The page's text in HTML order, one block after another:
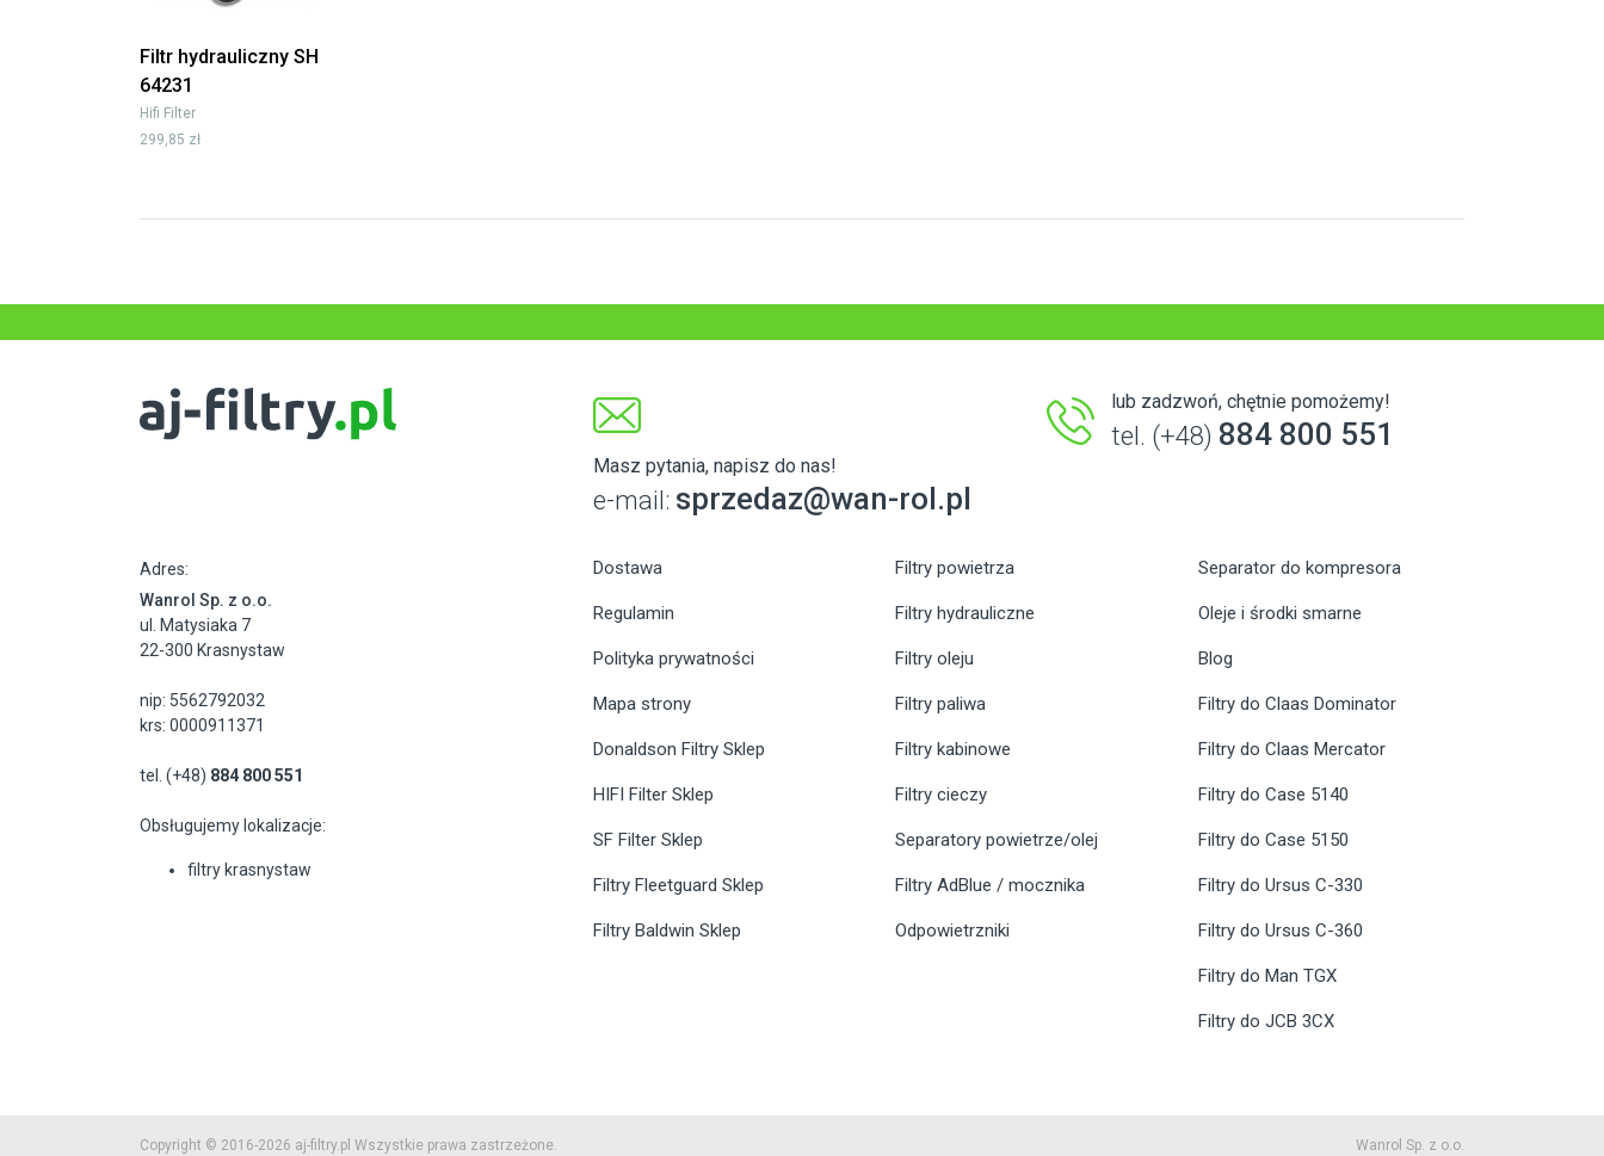
Filtr hydrauliczny SH
64231
Hifi Filter
299,85 zł
Masz pytania, napisz do nas!
e-mail: sprzedaz@wan-rol.pl
lub zadzwoń, chętnie pomożemy!
tel. (+48) 884 800 551
Adres:
Wanrol Sp. z o.o.
ul. Matysiaka 7
22-300 Krasnystaw
nip: 5562792032
krs: 0000911371
tel. (+48) 884 800 551
Obsługujemy lokalizacje:
filtry krasnystaw
Dostawa
Regulamin
Polityka prywatności
Mapa strony
Donaldson Filtry Sklep
HIFI Filter Sklep
SF Filter Sklep
Filtry Fleetguard Sklep
Filtry Baldwin Sklep
Filtry powietrza
Filtry hydrauliczne
Filtry oleju
Filtry paliwa
Filtry kabinowe
Filtry cieczy
Separatory powietrze/olej
Filtry AdBlue / mocznika
Odpowietrzniki
Separator do kompresora
Oleje i środki smarne
Blog
Filtry do Claas Dominator
Filtry do Claas Mercator
Filtry do Case 5140
Filtry do Case 5150
Filtry do Ursus C-330
Filtry do Ursus C-360
Filtry do Man TGX
Filtry do JCB 3CX
Copyright © 2016-2026 aj-filtry.pl Wszystkie prawa zastrzeżone. Wanrol Sp. z o.o.